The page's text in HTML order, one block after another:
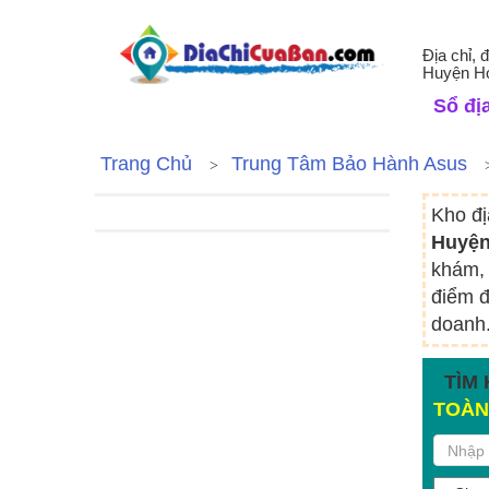
Địa chỉ,
Huyện
Sổ
Trang Chủ Trung Tâm Bảo Hành Asus
Kho
điểm
TÌM